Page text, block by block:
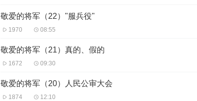
敬爱的将军（22）"服兵役"
1970 08:55
敬爱的将军（21）真的、假的
1672 09:30
敬爱的将军（20）人民公审大会
1874 12:10